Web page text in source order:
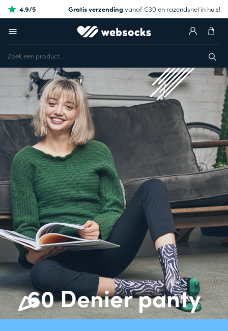
4.9/5 Gratis verzendingvanaf €30 en razendsnel in huis!
60 Denier panty